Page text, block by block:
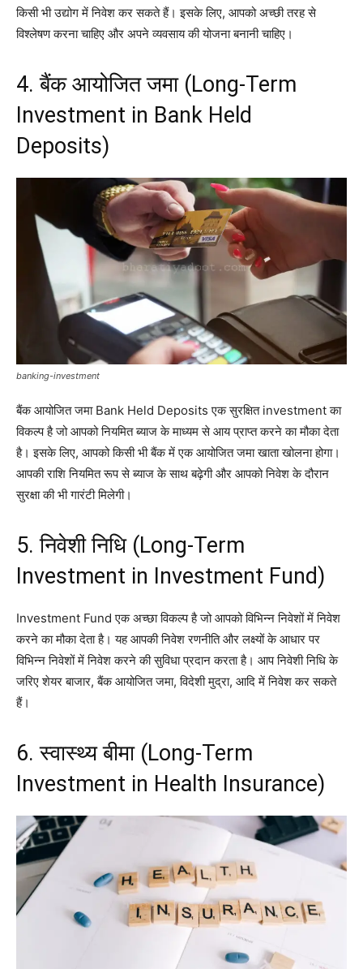
किसी भी उद्योग में निवेश कर सकते हैं। इसके लिए, आपको अच्छी तरह से
विश्लेषण करना चाहिए और अपने व्यवसाय की योजना बनानी चाहिए।
4. बैंक आयोजित जमा (Long-Term
Investment in Bank Held
Deposits)
banking-investment
बैंक आयोजित जमा Bank Held Deposits एक सुरक्षित investment का
विकल्प है जो आपको नियमित ब्याज के माध्यम से आय प्राप्त करने का मौका देता
है। इसके लिए, आपको किसी भी बैंक में एक आयोजित जमा खाता खोलना होगा।
आपकी राशि नियमित रूप से ब्याज के साथ बढ़ेगी और आपको निवेश के दौरान
सुरक्षा की भी गारंटी मिलेगी।
5. निवेशी निधि (Long-Term
Investment in Investment Fund)
Investment Fund एक अच्छा विकल्प है जो आपको विभिन्न निवेशों में निवेश
करने का मौका देता है। यह आपकी निवेश रणनीति और लक्ष्यों के आधार पर
विभिन्न निवेशों में निवेश करने की सुविधा प्रदान करता है। आप निवेशी निधि के
जरिए शेयर बाजार, बैंक आयोजित जमा, विदेशी मुद्रा, आदि में निवेश कर सकते
हैं।
6. स्वास्थ्य बीमा (Long-Term
Investment in Health Insurance)